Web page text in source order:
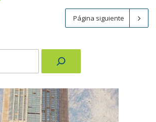
Página siguiente